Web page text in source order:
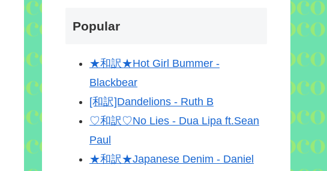
Popular
★和訳★Hot Girl Bummer -
Blackbear
[和訳]Dandelions - Ruth B
♡和訳♡No Lies - Dua Lipa ft.Sean
Paul
★和訳★Japanese Denim - Daniel